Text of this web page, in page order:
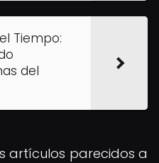
Tiempo:
del
artículos parecidos a